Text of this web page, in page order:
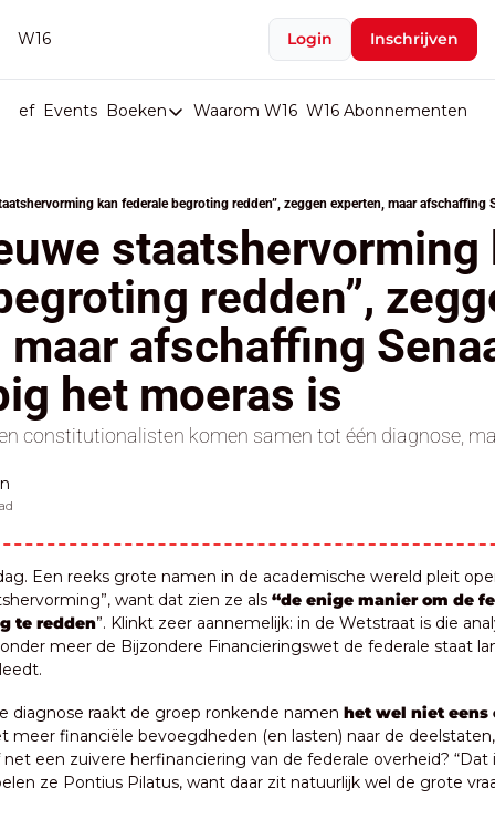
W16 Login Inschrijven
Events Boeken
Boeken
Boeken
Stop de Persen
Het Merk België
De Doodgravers van België
Waarom W16 W16 Abonnementen
staatshervorming
redden”,
maar afschaffing
het moeras is
constitutionalisten komen samen tot één diagnose,
Een reeks grote namen in de academische wereld pleit
want dat zien ze als “de enige manier om de
te redden”. Klinkt zeer aannemelijk: in de Wetstraat is die
meer de Bijzondere Financieringswet de federale staat
diagnose raakt de groep ronkende namen het wel niet eens
meer financiële bevoegdheden (en lasten) naar de
een zuivere herfinanciering van de federale overheid? “Dat
ze Pontius Pilatus, want daar zit natuurlijk wel de grote